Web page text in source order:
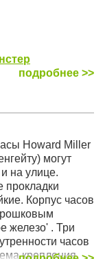
подробнее >>
Howard Miller
могут
на улице.
прокладки
Корпус часов
железо' . Три
часов
крепления